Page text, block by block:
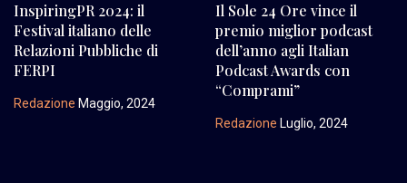
InspiringPR 2024: il
Festival italiano delle
Relazioni Pubbliche di
FERPI
Redazione Maggio, 2024
Il Sole 24 Ore vince il
premio miglior podcast
dell’anno agli Italian
Podcast Awards con
“Comprami”
Redazione Luglio, 2024